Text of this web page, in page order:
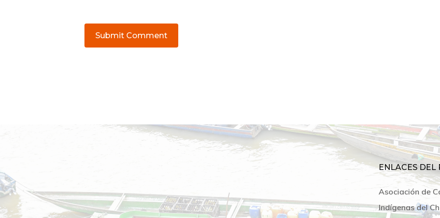
ENLACES DEL
Asociación de
Indígenas del